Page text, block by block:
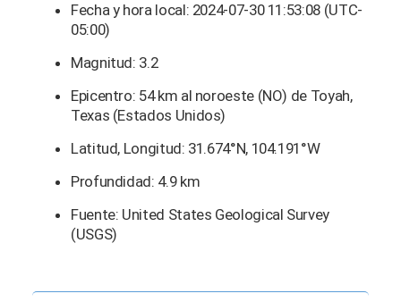
Fecha y hora local: 2024-07-30 11:53:08 (UTC-
05:00)
Magnitud: 3.2
Epicentro: 54 km al noroeste (NO) de Toyah,
Texas (Estados Unidos)
Latitud, Longitud: 31.674°N, 104.191°W
Profundidad: 4.9 km
Fuente: United States Geological Survey
(USGS)